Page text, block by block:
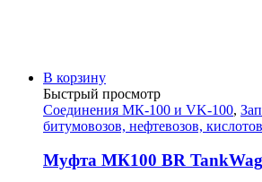
В корзину
Быстрый просмотр
Соединения МК-100 и VK-100,
битумовозов, нефтевозов,
Муфта МК100 BR